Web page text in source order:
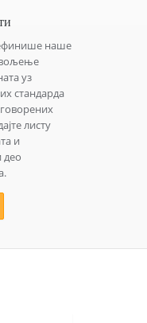
наше
уз
стандарда
листу
и
део